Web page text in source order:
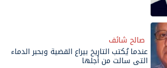
صالح شائف
عندما يُكتب التاريخ بيراع القضية وبحبر الدماء
التي سالت من أجلها